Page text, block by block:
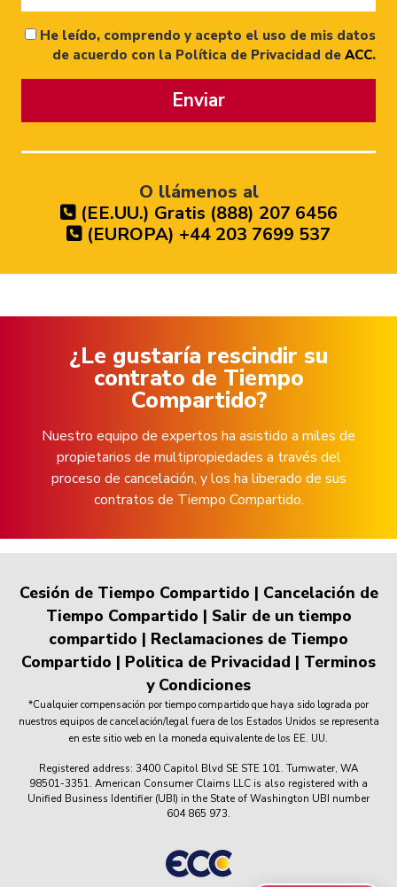
He leído, comprendo y acepto el uso de mis datos
de acuerdo con la Política de Privacidad de ACC.
Enviar
O llámenos al
(EE.UU.) Gratis (888) 207 6456
(EUROPA) +44 203 7699 537
¿Le gustaría rescindir su
contrato de Tiempo
Compartido?
Nuestro equipo de expertos ha asistido a miles de
propietarios de multipropiedades a través del
proceso de cancelación, y los ha liberado de sus
contratos de Tiempo Compartido.
Cesión de Tiempo Compartido | Cancelación de
Tiempo Compartido | Salir de un tiempo
compartido | Reclamaciones de Tiempo
Compartido | Politica de Privacidad | Terminos
y Condiciones
*Cualquier compensación por tiempo compartido que haya sido lograda por
nuestros equipos de cancelación/legal fuera de los Estados Unidos se representa
en este sitio web en la moneda equivalente de los EE. UU.
Registered address: 3400 Capitol Blvd SE STE 101. Tumwater, WA
98501-3351. American Consumer Claims LLC is also registered with a
Unified Business Identifier (UBI) in the State of Washington UBI number
604 865 973.